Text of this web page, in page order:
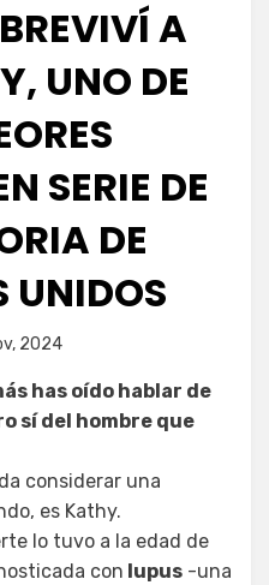
A
UNO DE
SERIE DE
DE
UNIDOS
Miranda Servín
2024
has oído hablar de
sí del hombre que
considerar una
es Kathy.
lo tuvo a la edad de
con lupus -una